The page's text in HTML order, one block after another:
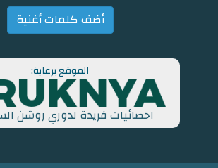
أضف كلمات أغنية
الموقع برعاية:
احصائيات فريدة لدوري روشن